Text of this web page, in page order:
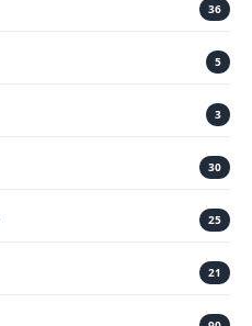
36
5
3
30
25
21